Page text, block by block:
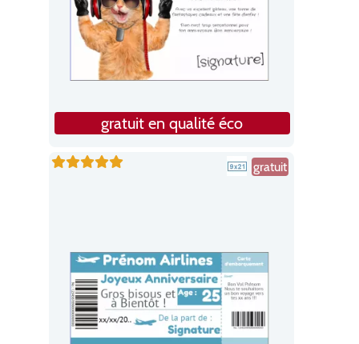
gratuit en qualité éco
gratuit